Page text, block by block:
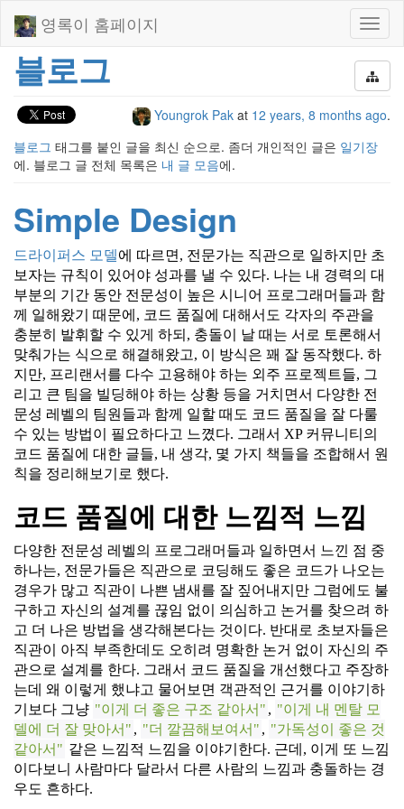
영록이 홈페이지
블로그
Youngrok Pak at 12 years, 8 months ago.
블로그 태그를 붙인 글을 최신 순으로. 좀더 개인적인 글은 일기장
에. 블로그 글 전체 목록은 내 글 모음에.
Simple Design
드라이퍼스 모델에 따르면, 전문가는 직관으로 일하지만 초
보자는 규칙이 있어야 성과를 낼 수 있다. 나는 내 경력의 대
부분의 기간 동안 전문성이 높은 시니어 프로그래머들과 함
께 일해왔기 때문에, 코드 품질에 대해서도 각자의 주관을
충분히 발휘할 수 있게 하되, 충돌이 날 때는 서로 토론해서
맞춰가는 식으로 해결해왔고, 이 방식은 꽤 잘 동작했다. 하
지만, 프리랜서를 다수 고용해야 하는 외주 프로젝트들, 그
리고 큰 팀을 빌딩해야 하는 상황 등을 거치면서 다양한 전
문성 레벨의 팀원들과 함께 일할 때도 코드 품질을 잘 다룰
수 있는 방법이 필요하다고 느꼈다. 그래서 XP 커뮤니티의
코드 품질에 대한 글들, 내 생각, 몇 가지 책들을 조합해서 원
칙을 정리해보기로 했다.
코드 품질에 대한 느낌적 느낌
다양한 전문성 레벨의 프로그래머들과 일하면서 느낀 점 중
하나는, 전문가들은 직관으로 코딩해도 좋은 코드가 나오는
경우가 많고 직관이 나쁜 냄새를 잘 짚어내지만 그럼에도 불
구하고 자신의 설계를 끊임 없이 의심하고 논거를 찾으려 하
고 더 나은 방법을 생각해본다는 것이다. 반대로 초보자들은
직관이 아직 부족한데도 오히려 명확한 논거 없이 자신의 주
관으로 설계를 한다. 그래서 코드 품질을 개선했다고 주장하
는데 왜 이렇게 했냐고 물어보면 객관적인 근거를 이야기하
기보다 그냥
이게 더 좋은 구조 같아서 ,
이게 내 멘탈 모
델에 더 잘 맞아서
, 더 깔끔해보여서 ,
가독성이 좋은 것
같아서
같은 느낌적 느낌을 이야기한다. 근데, 이게 또 느낌
이다보니 사람마다 달라서 다른 사람의 느낌과 충돌하는 경
우도 흔하다.